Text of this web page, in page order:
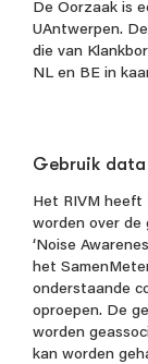
De Oorzaak is
UAntwerpen.
die van
NL en BE in
Gebruik data
Het RIVM heeft
worden over de
‘Noise
het
onderstaande
oproepen. De
worden
kan worden